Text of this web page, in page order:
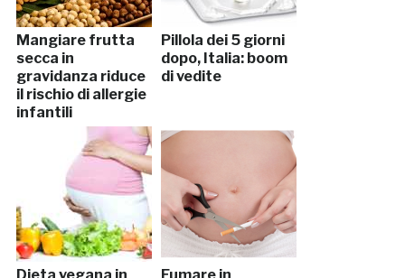
Mangiare frutta
secca in
gravidanza riduce
il rischio di allergie
infantili
Pillola dei 5 giorni
dopo, Italia: boom
di vedite
Dieta vegana in Fumare in